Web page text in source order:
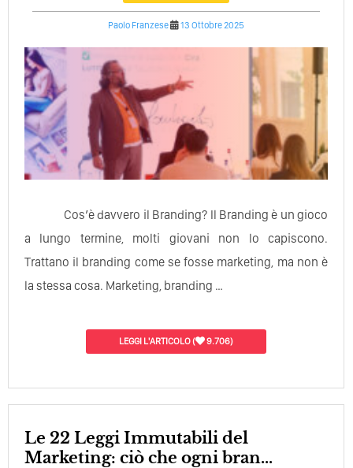
Paolo Franzese 13 Ottobre 2025
Cos’è davvero il Branding? Il Branding è un gioco
a lungo termine, molti giovani non lo capiscono.
Trattano il branding come se fosse marketing, ma non è
la stessa cosa. Marketing, branding …
LEGGI L'ARTICOLO( 9.706)
Le 22 Leggi Immutabili del
Marketing: ciò che ogni bran...